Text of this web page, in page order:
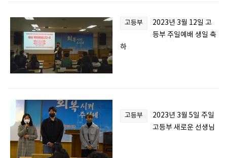
고등부
2023년 3월 12일 고
등부 주일예배 생일 축
하
고등부
2023년 3월 5일 주일
고등부 새로운 선생님